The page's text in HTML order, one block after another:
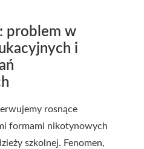
problem w
i
rosnące
formami nikotynowych
szkolnej. Fenomen,